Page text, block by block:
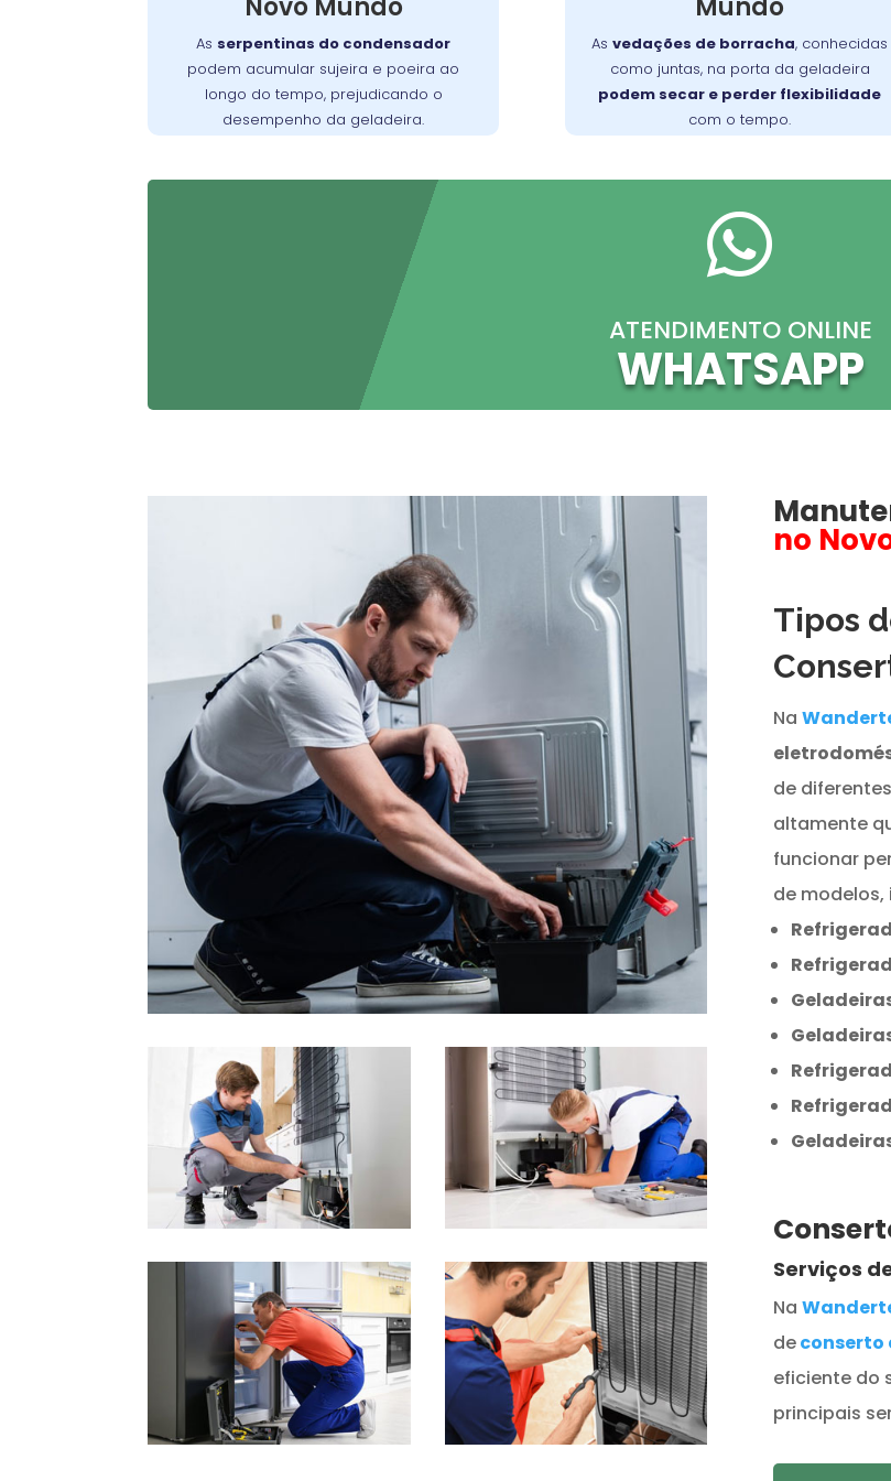
Novo Mundo
As serpentinas do condensador
podem acumular sujeira e poeira ao
longo do tempo, prejudicando o
desempenho da geladeira.
negligenciado, pode exigir um serviço
mais detalhado para restaurar o
funcionamento adequado do aparelho.
Mundo
Asvedações de borracha, conhecidas
como juntas, na porta da geladeira
podem secar e perder flexibilidade
com o tempo.
consertá-lo com eficiência, garantindo
sua funcionalidade no dia a dia.

ATENDIMENTO ONLINE
WHATSAPP
no
Tipos
Na
de
altamente
funcionar
de modelos,
Serviços
Na
deconserto
eficiente do
principais